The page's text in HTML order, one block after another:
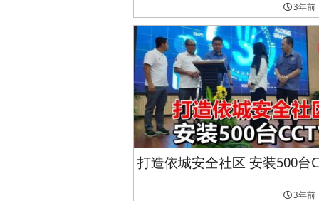
3年前
打造依城安全社区 安装500台
3年前